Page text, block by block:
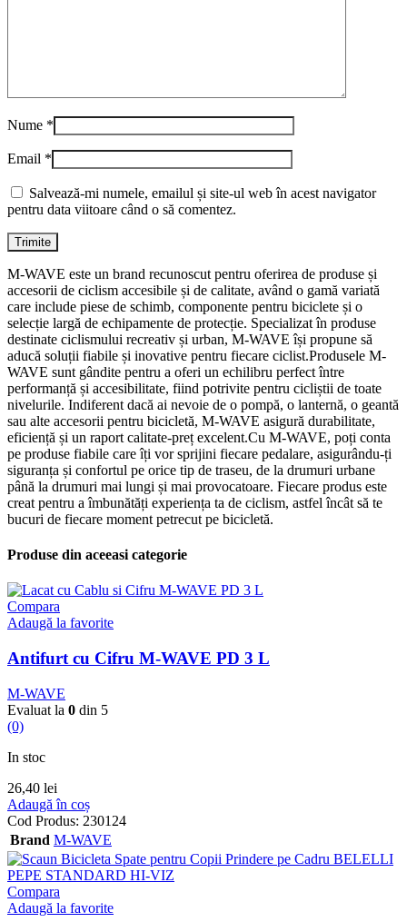
Nume *
Email *
Salvează-mi numele, emailul și site-ul web în acest navigator
pentru data viitoare când o să comentez.
M-WAVE este un brand recunoscut pentru oferirea de produse și
accesorii de ciclism accesibile și de calitate, având o gamă variată
care include piese de schimb, componente pentru biciclete și o
selecție largă de echipamente de protecție. Specializat în produse
destinate ciclismului recreativ și urban, M-WAVE își propune să
aducă soluții fiabile și inovative pentru fiecare ciclist.Produsele M-
WAVE sunt gândite pentru a oferi un echilibru perfect între
performanță și accesibilitate, fiind potrivite pentru cicliștii de toate
nivelurile. Indiferent dacă ai nevoie de o pompă, o lanternă, o geantă
sau alte accesorii pentru bicicletă, M-WAVE asigură durabilitate,
eficiență și un raport calitate-preț excelent.Cu M-WAVE, poți conta
pe produse fiabile care îți vor sprijini fiecare pedalare, asigurându-ți
siguranța și confortul pe orice tip de traseu, de la drumuri urbane
până la drumuri mai lungi și mai provocatoare. Fiecare produs este
creat pentru a îmbunătăți experiența ta de ciclism, astfel încât să te
bucuri de fiecare moment petrecut pe bicicletă.
Produse din aceeasi categorie
Compara
Adaugă la favorite
Antifurt cu Cifru M-WAVE PD 3 L
M-WAVE
Evaluat la 0 din 5
(0)
In stoc
26,40 lei
Adaugă în coș
Cod Produs: 230124
Brand M-WAVE
Compara
Adaugă la favorite